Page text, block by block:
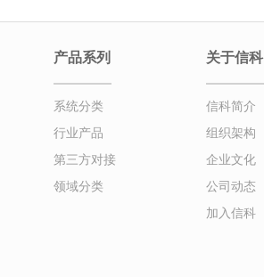
产品系列
系统分类
行业产品
第三方对接
领域分类
关于信科
信科简介
组织架构
企业文化
公司动态
加入信科